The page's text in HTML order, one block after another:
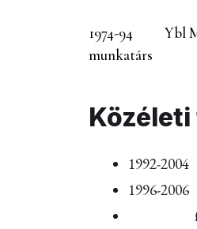
1974-94 Ybl
munkatárs
1992-
1996-
fib